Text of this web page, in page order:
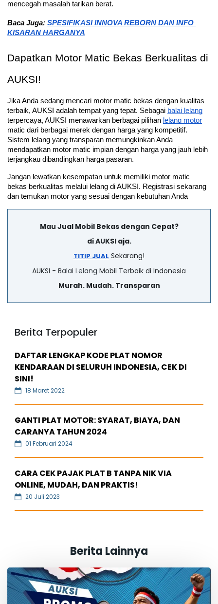
mencegah masalah tarikan berat.
Baca Juga: SPESIFIKASI INNOVA REBORN DAN INFO
KISARAN HARGANYA
Dapatkan Motor Matic Bekas Berkualitas di
AUKSI!
Jika Anda sedang mencari motor matic bekas dengan kualitas
terbaik, AUKSI adalah tempat yang tepat. Sebagai balai lelang
terpercaya, AUKSI menawarkan berbagai pilihan lelang motor
matic dari berbagai merek dengan harga yang kompetitif.
Sistem lelang yang transparan memungkinkan Anda
mendapatkan motor matic impian dengan harga yang jauh lebih
terjangkau dibandingkan harga pasaran.
Jangan lewatkan kesempatan untuk memiliki motor matic
bekas berkualitas melalui lelang di AUKSI. Registrasi sekarang
dan temukan motor yang sesuai dengan kebutuhan Anda
Mau Jual Mobil Bekas dengan Cepat?
di AUKSI aja.
TITIP JUAL Sekarang!
AUKSI - Balai Lelang Mobil Terbaik di Indonesia
Murah. Mudah. Transparan
Berita Terpopuler
DAFTAR LENGKAP KODE PLAT NOMOR
KENDARAAN DI SELURUH INDONESIA, CEK DI
SINI!
18 Maret 2022
GANTI PLAT MOTOR: SYARAT, BIAYA, DAN
CARANYA TAHUN 2024
01 Februari 2024
CARA CEK PAJAK PLAT B TANPA NIK VIA
ONLINE, MUDAH, DAN PRAKTIS!
20 Juli 2023
Berita Lainnya